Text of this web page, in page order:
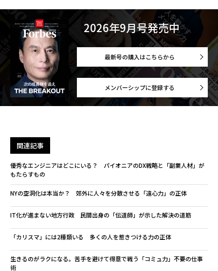
2026年9月号発売中
最新号の購入はこちらから
メンバーシップに登録する
関連記事
優秀なエンジニアはどこにいる？ パイオニアのDX戦略と「副業人材」が
もたらすもの
NYの空洞化は本当か？ 郊外に人々を分散させる「遠心力」の正体
IT化が進まない地方行政 民間出身の「伝道師」が示した解決の道筋
「カリスマ」には2種類いる 多くの人を惹きつける力の正体
生きるのがラクになる。苦手を避けて得意で戦う「コミュ力」不要の仕事
術